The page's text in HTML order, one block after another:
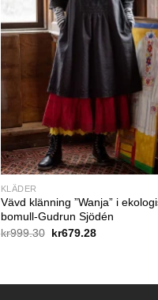
KLÄDER
Vävd klänning ”Wanja” i
bomull-Gudrun Sjödén
kr999.30 Det
kr679.28Det